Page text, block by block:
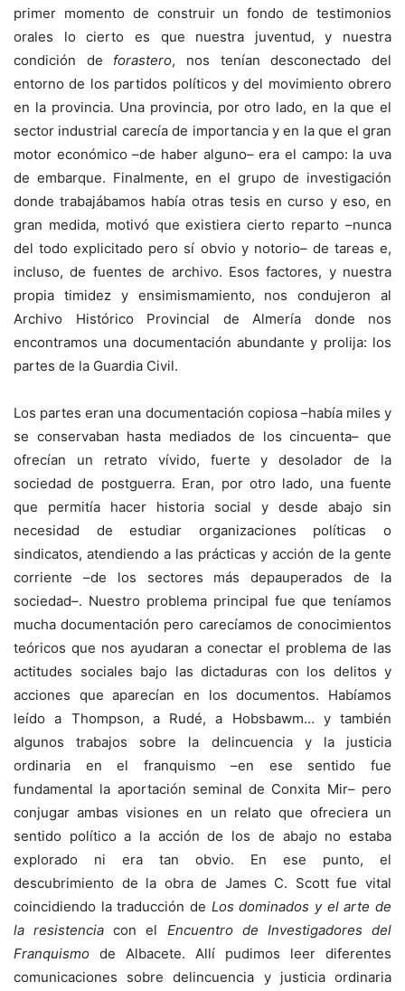
primer momento de construir un fondo de testimonios
orales lo cierto es que nuestra juventud, y nuestra
condición de forastero, nos tenían desconectado del
entorno de los partidos políticos y del movimiento obrero
en la provincia. Una provincia, por otro lado, en la que el
sector industrial carecía de importancia y en la que el gran
motor económico –de haber alguno– era el campo: la uva
de embarque. Finalmente, en el grupo de investigación
donde trabajábamos había otras tesis en curso y eso, en
gran medida, motivó que existiera cierto reparto –nunca
del todo explicitado pero sí obvio y notorio– de tareas e,
incluso, de fuentes de archivo. Esos factores, y nuestra
propia timidez y ensimismamiento, nos condujeron al
Archivo Histórico Provincial de Almería donde nos
encontramos una documentación abundante y prolija: los
partes de la Guardia Civil.
Los partes eran una documentación copiosa –había miles y
se conservaban hasta mediados de los cincuenta– que
ofrecían un retrato vívido, fuerte y desolador de la
sociedad de postguerra. Eran, por otro lado, una fuente
que permitía hacer historia social y desde abajo sin
necesidad de estudiar organizaciones políticas o
sindicatos, atendiendo a las prácticas y acción de la gente
corriente –de los sectores más depauperados de la
sociedad–. Nuestro problema principal fue que teníamos
mucha documentación pero carecíamos de conocimientos
teóricos que nos ayudaran a conectar el problema de las
actitudes sociales bajo las dictaduras con los delitos y
acciones que aparecían en los documentos. Habíamos
leído a Thompson, a Rudé, a Hobsbawm… y también
algunos trabajos sobre la delincuencia y la justicia
ordinaria en el franquismo –en ese sentido fue
fundamental la aportación seminal de Conxita Mir– pero
conjugar ambas visiones en un relato que ofreciera un
sentido político a la acción de los de abajo no estaba
explorado ni era tan obvio. En ese punto, el
descubrimiento de la obra de James C. Scott fue vital
coincidiendo la traducción de Los dominados y el arte de
la resistencia con el Encuentro de Investigadores del
Franquismo de Albacete. Allí pudimos leer diferentes
comunicaciones sobre delincuencia y justicia ordinaria